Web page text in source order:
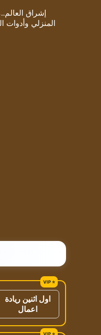
إشراق
المنزلي وأدوات
اول اثنين ريادة
اعمال